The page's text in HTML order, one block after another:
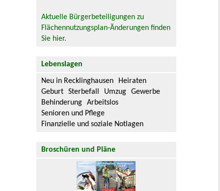
Aktuelle Bürgerbeteiligungen zu
Flächennutzungsplan-Änderungen finden
Sie hier.
Lebenslagen
Neu in Recklinghausen
Heiraten
Geburt
Sterbefall Umzug
Gewerbe
Behinderung
Arbeitslos
Senioren und Pflege
Finanzielle und soziale Notlagen
Broschüren und Pläne